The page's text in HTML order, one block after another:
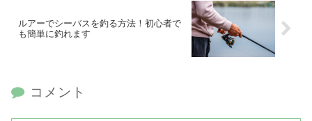
ルアーでシーバスを釣る方法！初心者で
も簡単に釣れます
コメント